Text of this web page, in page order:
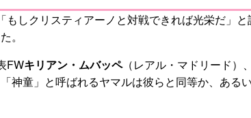
もしクリスティアーノと対戦できれば光栄だ」
。
FWキリアン・ムバッペ（レアル・マドリード）
神童」と呼ばれるヤマルは彼らと同等か、ある